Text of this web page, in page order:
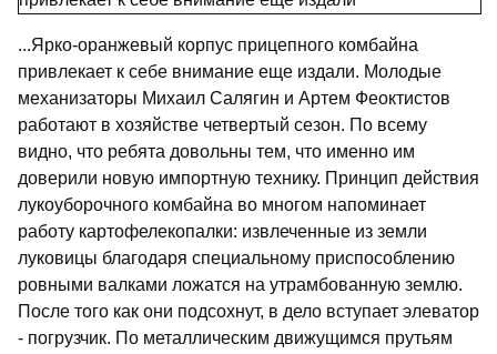
...Ярко-оранжевый корпус прицепного комбайна
привлекает к себе внимание еще издали. Молодые
механизаторы Михаил Салягин и Артем Феоктистов
работают в хозяйстве четвертый сезон. По всему
видно, что ребята довольны тем, что именно им
доверили новую импортную технику. Принцип действия
лукоуборочного комбайна во многом напоминает
работу картофелекопалки: извлеченные из земли
луковицы благодаря специальному приспособлению
ровными валками ложатся на утрамбованную землю.
После того как они подсохнут, в дело вступает элеватор
- погрузчик. По металлическим движущимся прутьям